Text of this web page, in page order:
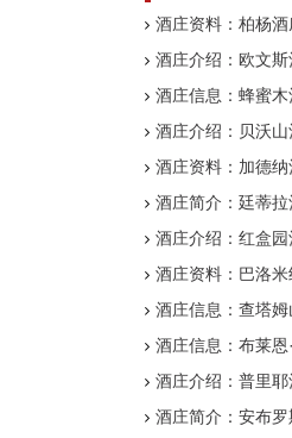
酒庄资料：柏杨
酒庄介绍：欧文
酒庄信息：蜂蜜
酒庄介绍：贝沃
酒庄资料：加德
酒庄简介：廷蒂
酒庄介绍：红盒
酒庄资料：巴洛
酒庄信息：查塔
酒庄信息：布莱
酒庄介绍：普里
酒庄简介：安布